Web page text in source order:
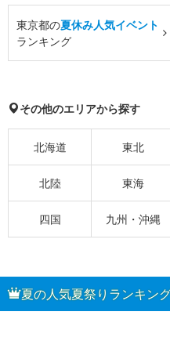
東京都の夏休み人気イベント
ランキング
その他のエリアから探す
北海道 東北
北陸 東海
四国 九州・沖縄
夏の人気夏祭りランキン